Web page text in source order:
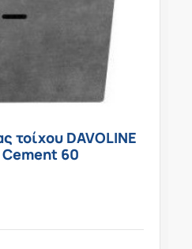
τοίχου DAVOLINE
60